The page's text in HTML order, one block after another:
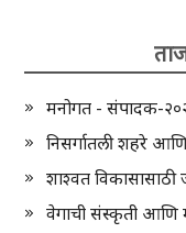
मनोगत - संपादक-
निसर्गातली शहरे
शाश्वत विकासासाठी
वेगाची संस्कृती आणि